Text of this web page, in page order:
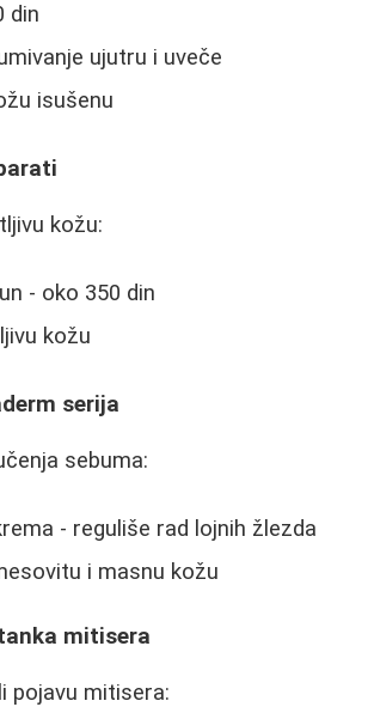
din
ujutru i uveče
isušenu
kožu:
- oko 350 din
kožu
serija
sebuma:
- reguliše rad lojnih žlezda
i masnu kožu
mitisera
pojavu mitisera: